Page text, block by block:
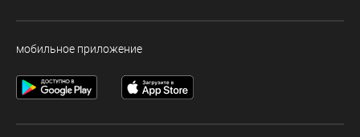
мобильное приложение